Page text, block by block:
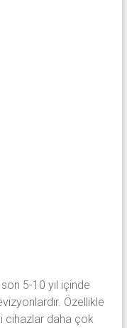
5-10 yıl içinde
Özellikle
cihazlar daha çok